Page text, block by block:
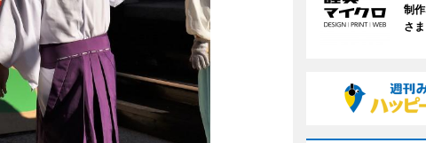
制
さ